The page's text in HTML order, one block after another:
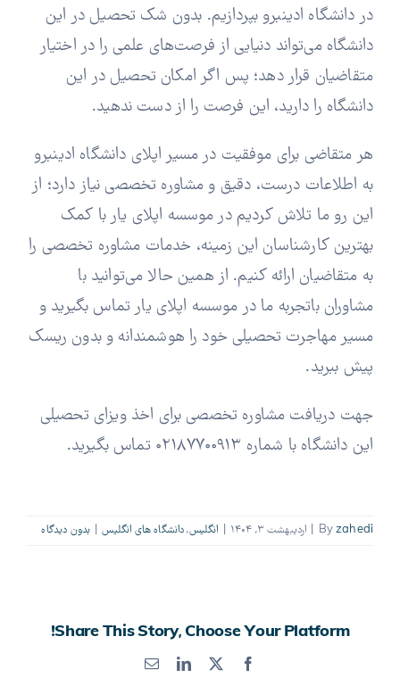
در دانشگاه ادینبرو بپردازیم. بدون شک تحصیل در این
دانشگاه می‌تواند دنیایی از فرصت‌های علمی را در اختیار
متقاضیان قرار دهد؛ پس اگر امکان تحصیل در این
دانشگاه را دارید، این فرصت را از دست ندهید.
هر متقاضی برای موفقیت در مسیر اپلای دانشگاه ادینبرو
به اطلاعات درست، دقیق و مشاوره تخصصی نیاز دارد؛ از
این رو ما تلاش کردیم در موسسه اپلای یار با کمک
بهترین کارشناسان این زمینه، خدمات مشاوره تخصصی را
به متقاضیان ارائه کنیم. از همین حالا می‌توانید با
مشاوران باتجربه ما در موسسه اپلای یار تماس بگیرید و
مسیر مهاجرت تحصیلی خود را هوشمندانه و بدون ریسک
پیش ببرید.
جهت دریافت مشاوره تخصصی برای اخذ ویزای تحصیلی
این دانشگاه با شماره ۰۲۱۸۷۷۰۰۹۱۳ تماس بگیرید.
Byzahedi اردیبهشت ۳, ۱۴۰۴ انگلیس,دانشگاه های انگلیس بدون ديدگاه
Share This Story, Choose Your Platform!
Facebook
X
LinkedInپست